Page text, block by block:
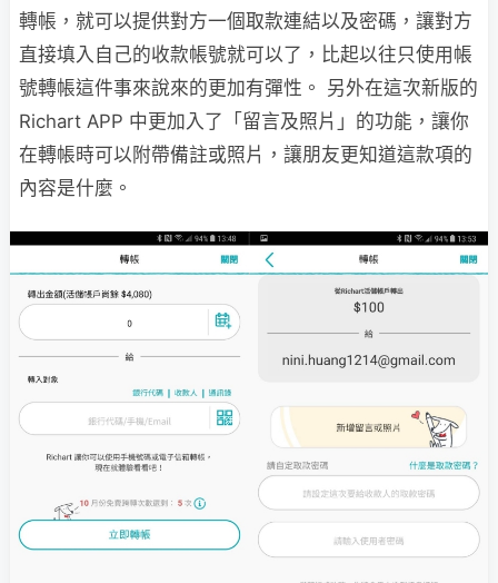
轉帳，就可以提供對方一個取款連結以及密碼，讓對方
直接填入自己的收款帳號就可以了，比起以往只使用帳
號轉帳這件事來說來的更加有彈性。 另外在這次新版的
Richart APP 中更加入了「留言及照片」的功能，讓你
在轉帳時可以附帶備註或照片，讓朋友更知道這款項的
內容是什麼。